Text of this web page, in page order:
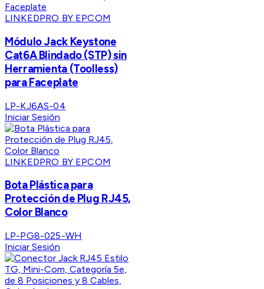
LINKEDPRO BY EPCOM
Módulo Jack Keystone
Cat6A Blindado (STP) sin
Herramienta (Toolless)
para Faceplate
LP-KJ6AS-04
Iniciar Sesión
LINKEDPRO BY EPCOM
Bota Plástica para
Protección de Plug RJ45,
Color Blanco
LP-PG8-025-WH
Iniciar Sesión